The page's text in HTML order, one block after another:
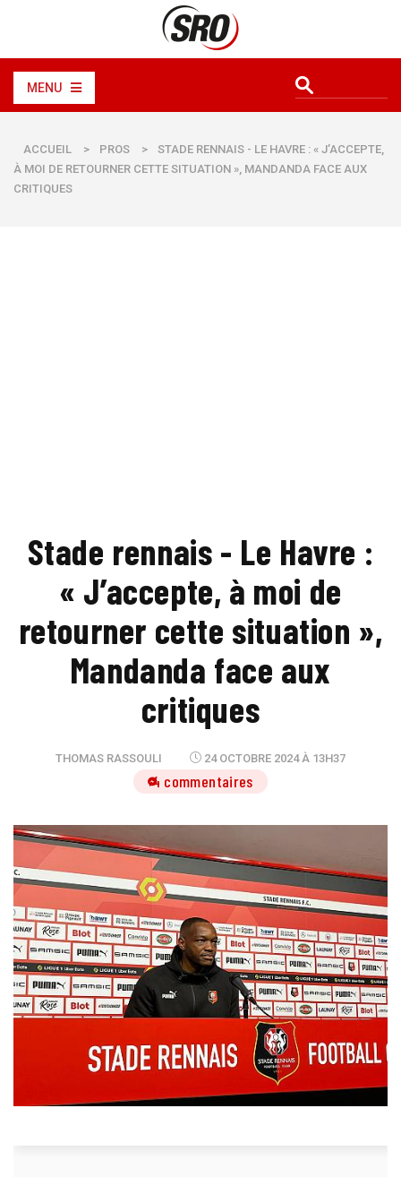
MENU
ACCUEIL > PROS >
STADE RENNAIS - LE HAVRE : « J’ACCEPTE,
À MOI DE RETOURNER CETTE SITUATION », MANDANDA FACE AUX
CRITIQUES
Stade rennais - Le Havre :
« J’accepte, à moi de
retourner cette situation »,
Mandanda face aux
critiques
THOMAS RASSOULI 24 OCTOBRE 2024 À 13H37
4 commentaires